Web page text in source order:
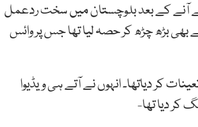
آنے کے بعد بلوچستان میں سخت ردعمل
بھی بڑھ چڑھ کر حصہ لیا تھا جس پر وائس
کر دیاتھا۔ انہوں نے آتے ہی ویڈیوا
کر دیا تھا-